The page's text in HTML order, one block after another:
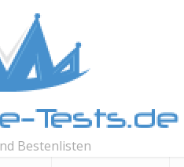
Bestenlisten